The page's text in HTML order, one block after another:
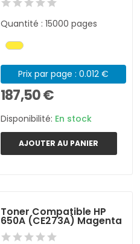
Quantité : 15000 pages
Prix par page : 0.012 €
187,50 €
Disponibilité: En stock
AJOUTER AU PANIER
Toner Compatible HP
650A (CE273A) Magenta